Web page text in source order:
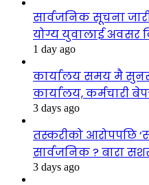
सार्वजनिक सूचना
योग्य युवालाई अवसर
1 day ago
कार्यालय समय मै
कार्यालय, कर्मचारी
3 days ago
तस्करीको आरोपपछि
सार्वजनिक ? बारा
3 days ago